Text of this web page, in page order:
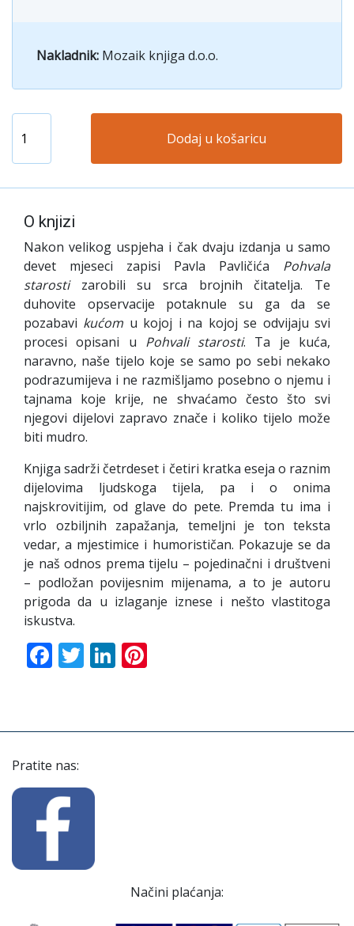
Nakladnik: Mozaik knjiga d.o.o.
Dodaj u košaricu
O knjizi
Nakon velikog uspjeha i čak dvaju izdanja u samo
devet mjeseci zapisi Pavla Pavličića Pohvala
starostizarobili su srca brojnih čitatelja. Te
duhovite opservacije potaknule su ga da se
pozabavi kućom u kojoj i na kojoj se odvijaju svi
procesi opisani u Pohvali starosti. Ta je kuća,
naravno, naše tijelo koje se samo po sebi nekako
podrazumijeva i ne razmišljamo posebno o njemu i
tajnama koje krije, ne shvaćamo često što svi
njegovi dijelovi zapravo znače i koliko tijelo može
biti mudro.
Knjiga sadrži četrdeset i četiri kratka eseja o raznim
dijelovima ljudskoga tijela, pa i o onima
najskrovitijim, od glave do pete. Premda tu ima i
vrlo ozbiljnih zapažanja, temeljni je ton teksta
vedar, a mjestimice i humorističan. Pokazuje se da
je naš odnos prema tijelu – pojedinačni i društveni
– podložan povijesnim mijenama, a to je autoru
prigoda da u izlaganje iznese i nešto vlastitoga
iskustva.
Facebook
TwitterLinkedIn
Pratite nas:
Načini plaćanja: